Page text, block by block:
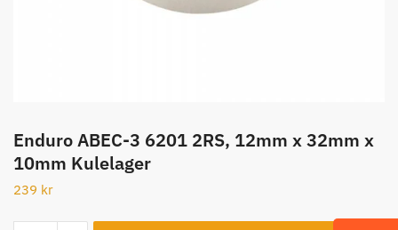
Enduro ABEC-3 6201 2RS, 12mm x 32mm x
10mm Kulelager
239 kr